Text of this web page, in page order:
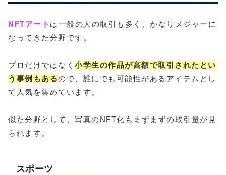
NFTアート は一般の人の取引も多く、かなりメジャーに
なってきた分野です。
プロだけではなく 小学生の作品が高額で取引されたとい
う事例もあるので、誰にでも可能性があるアイテムとし
て人気を集めています。
似た分野として、写真のNFT化もまずまずの取引量が見
られます。
スポーツ